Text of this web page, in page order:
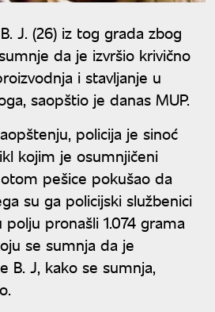
J. (26) iz tog grada zbog
da je izvršio krivično
i stavljanje u
saopštio je danas MUP.
policija je sinoć
kojim je osumnjičeni
pešice pokušao da
su ga policijski službenici
pronašli 1.074 grama
se sumnja da je
B. J, kako se sumnja,